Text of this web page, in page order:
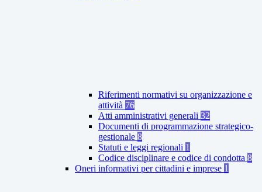
Riferimenti normativi su organizzazione e
attività 76
Atti amministrativi generali 32
Documenti di programmazione strategico-
gestionale 8
Statuti e leggi regionali 1
Codice disciplinare e codice di condotta 8
Oneri informativi per cittadini e imprese 1